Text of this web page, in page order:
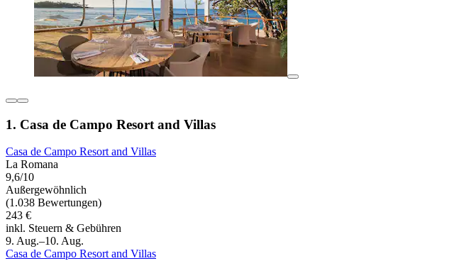
1. Casa de Campo Resort and Villas
Casa de Campo Resort and Villas
La Romana
9,6/10
Außergewöhnlich
(1.038 Bewertungen)
243 €
inkl. Steuern & Gebühren
9. Aug.–10. Aug.
Casa de Campo Resort and Villas